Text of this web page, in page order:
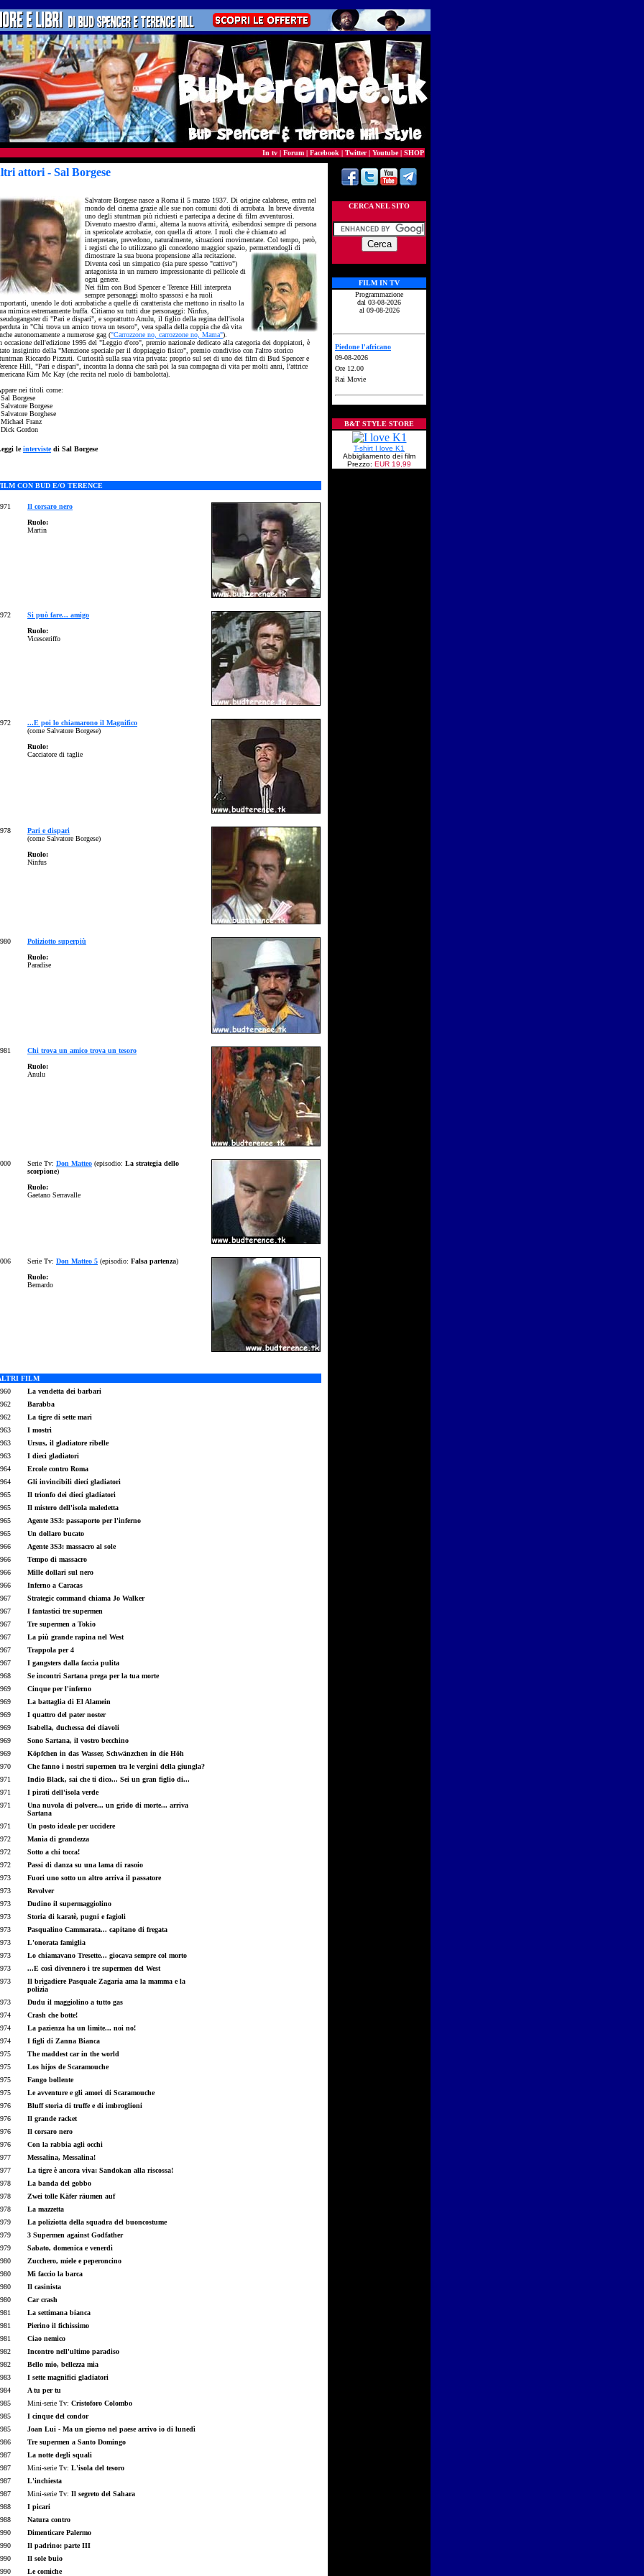
In tv | Forum | Facebook | Twitter| Youtube| SHOP
attori - Sal Borgese
Salvatore Borgese nasce a Roma il 5 marzo 1937. Di origine calabrese, entra nel
mondo del cinema grazie alle sue non comuni doti di acrobata. In breve diventa
uno degli stuntman più richiesti e partecipa a decine di film avventurosi.
Divenuto maestro d'armi, alterna la nuova attività, esibendosi sempre di persona
in spericolate acrobazie, con quella di attore. I ruoli che è chiamato ad
interpretare, prevedono, naturalmente, situazioni movimentate. Col tempo, però,
i registi che lo utilizzano gli concedono maggior spazio, permettendogli di
dimostrare la sua buona propensione alla recitazione.
Diventa così un simpatico (sia pure spesso "cattivo")
antagonista in un numero impressionante di pellicole di
ogni genere.
Nei film con Bud Spencer e Terence Hill interpreta
sempre personaggi molto spassosi e ha ruoli
unendo le doti acrobatiche a quelle di caratterista che mettono in risalto la
mimica estremamente buffa. Citiamo su tutti due personaggi: Ninfus,
di "Pari e dispari", e soprattutto Anulu, il figlio della regina dell'isola
in "Chi trova un amico trova un tesoro", vera spalla della coppia che dà vita
autonomamente a numerose gag ("Carrozzone no, carrozzone no, Mama").
occasione dell'edizione 1995 del "Leggio d'oro", premio nazionale dedicato alla categoria dei doppiatori, è
insiginito della "Menzione speciale per il doppiaggio fisico", premio condiviso con l'altro storico
Riccardo Pizzuti. Curiosità sulla sua vita privata: proprio sul set di uno dei film di Bud Spencer e
Hill, "Pari e dispari", incontra la donna che sarà poi la sua compagna di vita per molti anni, l'attrice
Kim Mc Kay (che recita nel ruolo di bambolotta).
nei titoli come:
Borgese
Borgese
Borghese
Franz
Gordon
leintervistedi Sal Borgese
CON BUD E/O TERENCE
Il corsaro nero
Ruolo:
Martin
Si può fare... amigo
Ruolo:
Vicesceriffo
...E poi lo chiamarono il Magnifico
(come Salvatore Borgese)
Ruolo:
Cacciatore di taglie
Pari e dispari
(come Salvatore Borgese)
Ruolo:
Ninfus
Poliziotto superpiù
Ruolo:
Paradise
Chi trova un amico trova un tesoro
Ruolo:
Anulu
Serie Tv: Don Matteo (episodio: La strategia dello
scorpione)
Ruolo:
Gaetano Serravalle
Serie Tv: Don Matteo 5 (episodio: Falsa partenza)
Ruolo:
Bernardo
FILM
La vendetta dei barbari
Barabba
La tigre di sette mari
I mostri
Ursus, il gladiatore ribelle
I dieci gladiatori
Ercole contro Roma
Gli invincibili dieci gladiatori
Il trionfo dei dieci gladiatori
Il mistero dell'isola maledetta
Agente 3S3: passaporto per l'inferno
Un dollaro bucato
Agente 3S3: massacro al sole
Tempo di massacro
Mille dollari sul nero
Inferno a Caracas
Strategic command chiama Jo Walker
I fantastici tre supermen
Tre supermen a Tokio
La più grande rapina nel West
Trappola per 4
I gangsters dalla faccia pulita
Se incontri Sartana prega per la tua morte
Cinque per l'inferno
La battaglia di El Alamein
I quattro del pater noster
Isabella, duchessa dei diavoli
Sono Sartana, il vostro becchino
Köpfchen in das Wasser, Schwänzchen in die Höh
Che fanno i nostri supermen tra le vergini della giungla?
Indio Black, sai che ti dico... Sei un gran figlio di...
I pirati dell'isola verde
Una nuvola di polvere... un grido di morte... arriva
Sartana
Un posto ideale per uccidere
Mania di grandezza
Sotto a chi tocca!
Passi di danza su una lama di rasoio
Fuori uno sotto un altro arriva il passatore
Revolver
Dudino il supermaggiolino
Storia di karatè, pugni e fagioli
Pasqualino Cammarata... capitano di fregata
L'onorata famiglia
Lo chiamavano Tresette... giocava sempre col morto
...E così divennero i tre supermen del West
Il brigadiere Pasquale Zagaria ama la mamma e la
polizia
Dudu il maggiolino a tutto gas
Crash che botte!
La pazienza ha un limite... noi no!
I figli di Zanna Bianca
The maddest car in the world
Los hijos de Scaramouche
Fango bollente
Le avventure e gli amori di Scaramouche
Bluff storia di truffe e di imbroglioni
Il grande racket
Il corsaro nero
Con la rabbia agli occhi
Messalina, Messalina!
La tigre è ancora viva: Sandokan alla riscossa!
La banda del gobbo
Zwei tolle Käfer räumen auf
La mazzetta
La poliziotta della squadra del buoncostume
3 Supermen against Godfather
Sabato, domenica e venerdì
Zucchero, miele e peperoncino
Mi faccio la barca
Il casinista
Car crash
La settimana bianca
Pierino il fichissimo
Ciao nemico
Incontro nell'ultimo paradiso
Bello mio, bellezza mia
I sette magnifici gladiatori
A tu per tu
Mini-serie Tv: Cristoforo Colombo
I cinque del condor
Joan Lui - Ma un giorno nel paese arrivo io di lunedì
Tre supermen a Santo Domingo
La notte degli squali
Mini-serie Tv: L'isola del tesoro
L'inchiesta
Mini-serie Tv: Il segreto del Sahara
I picari
Natura contro
Dimenticare Palermo
Il padrino: parte III
Il sole buio
Le comiche
CERCA NEL SITO
FILM IN TV
Programmazione
dal 03-08-2026
al 09-08-2026
Piedone l'africano
09-08-2026
Ore 12.00
Rai Movie
B&T STYLE STORE
T-shirt I love K1
Abbigliamento dei film
Prezzo: EUR 19,99